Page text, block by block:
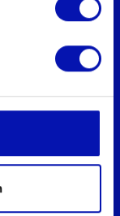
et